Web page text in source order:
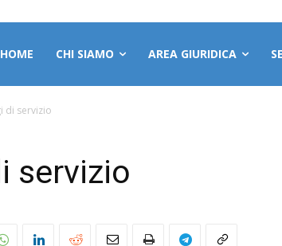
HOME CHI SIAMO AREA GIURIDICA
di servizio
servizio